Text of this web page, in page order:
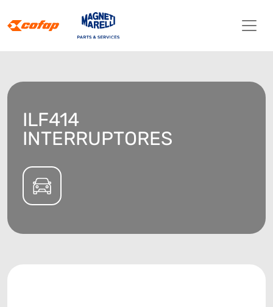
ILF414
INTERRUPTORES